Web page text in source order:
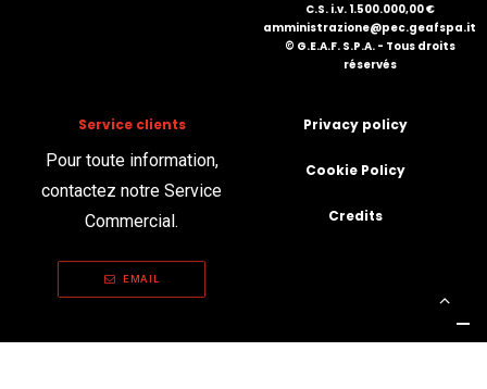
DEUTSCH
C.S. i.v. 1.500.000,00 €
amministrazione@pec.geafspa.it
© G.E.A.F. S.P.A. - Tous droits
réservés
Service clients
Pour toute information,
contactez notre Service
Commercial.
EMAIL
Privacy policy
Cookie Policy
Credits